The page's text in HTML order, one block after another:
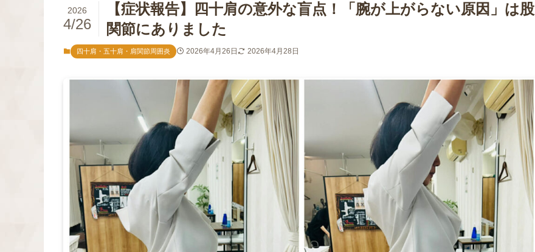
【症状報告】四十肩の意外な盲点！「腕が上がらない原因」は股
関節にありました
2026
4/26
四十肩・五十肩・肩関節周囲炎 2026年4月26日 2026年4月28日